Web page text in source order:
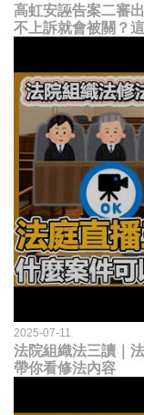
高虹安誣告案二審
不上訴就會被關？
2025-07-11
法院組織法三讀｜
帶你看修法內容